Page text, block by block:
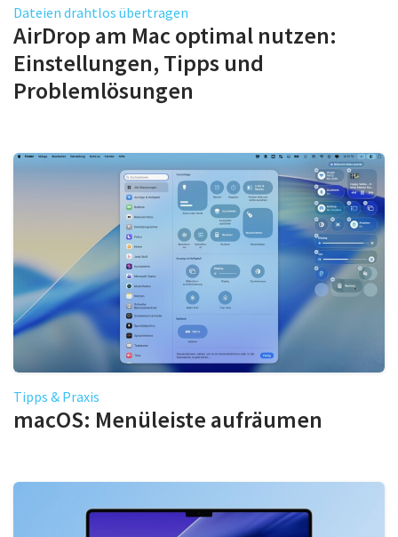
Dateien drahtlos übertragen
AirDrop am Mac optimal nutzen:
Einstellungen, Tipps und
Problemlösungen
Tipps & Praxis
macOS: Menüleiste aufräumen